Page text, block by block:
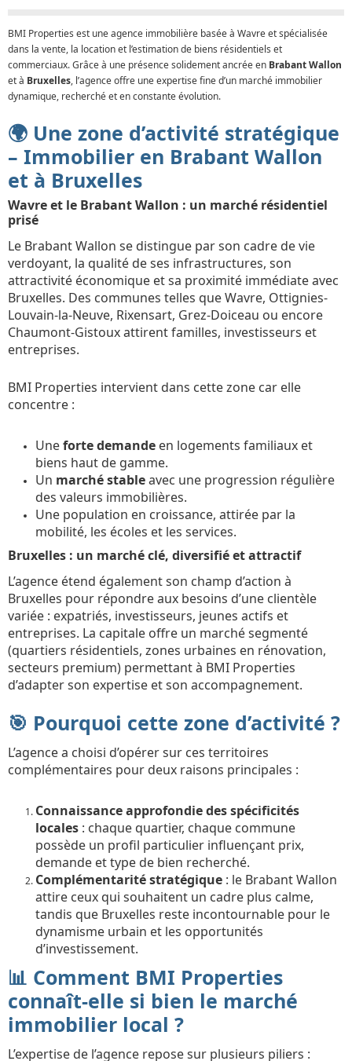
BMI Properties est une agence immobilière basée à Wavre et spécialisée
dans la vente, la location et l’estimation de biens résidentiels et
commerciaux. Grâce à une présence solidement ancrée en Brabant Wallon
et à Bruxelles, l’agence offre une expertise fine d’un marché immobilier
dynamique, recherché et en constante évolution.
🌍 Une zone d’activité stratégique
– Immobilier en Brabant Wallon
et à Bruxelles
Wavre et le Brabant Wallon : un marché résidentiel
prisé
Le Brabant Wallon se distingue par son cadre de vie
verdoyant, la qualité de ses infrastructures, son
attractivité économique et sa proximité immédiate avec
Bruxelles. Des communes telles que Wavre, Ottignies-
Louvain-la-Neuve, Rixensart, Grez-Doiceau ou encore
Chaumont-Gistoux attirent familles, investisseurs et
entreprises.
BMI Properties intervient dans cette zone car elle
concentre :
Uneforte demande en logements familiaux et
biens haut de gamme.
Un marché stableavec une progression régulière
des valeurs immobilières.
Une population en croissance, attirée par la
mobilité, les écoles et les services.
Bruxelles : un marché clé, diversifié et attractif
L’agence étend également son champ d’action à
Bruxelles pour répondre aux besoins d’une clientèle
variée : expatriés, investisseurs, jeunes actifs et
entreprises. La capitale offre un marché segmenté
(quartiers résidentiels, zones urbaines en rénovation,
secteurs premium) permettant à BMI Properties
d’adapter son expertise et son accompagnement.
🎯 Pourquoi cette zone d’activité ?
L’agence a choisi d’opérer sur ces territoires
complémentaires pour deux raisons principales :
Connaissance approfondie des spécificités
locales : chaque quartier, chaque commune
possède un profil particulier influençant prix,
demande et type de bien recherché.
Complémentarité stratégique : le Brabant Wallon
attire ceux qui souhaitent un cadre plus calme,
tandis que Bruxelles reste incontournable pour le
dynamisme urbain et les opportunités
d’investissement.
📊 Comment BMI Properties
connaît-elle si bien le marché
immobilier local ?
L’expertise de l’agence repose sur plusieurs piliers :